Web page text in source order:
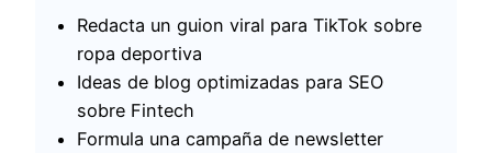
Redacta un guion viral para TikTok sobre
ropa deportiva
Ideas de blog optimizadas para SEO
sobre Fintech
Formula una campaña de newsletter